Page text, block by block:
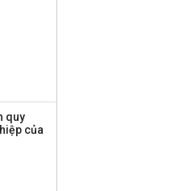
quy
của